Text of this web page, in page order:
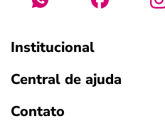
Institucional
Central de ajuda
Contato